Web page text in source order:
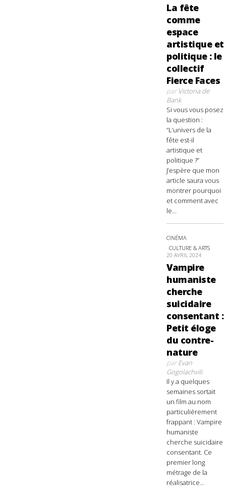
La fête
comme
espace
artistique et
politique : le
collectif
Fierce Faces
parVictoria de
Bank
Si vous vous posez
la question :
“L’univers de la
fête est-il
artistique et
politique ?”
J’espère que mon
article saura vous
montrer pourquoi
et comment avec
le...
CINÉMA
CULTURE & ARTS
20 AVRIL 2024
Vampire
humaniste
cherche
suicidaire
consentant :
Petit éloge
du contre-
nature
parEvan
Gogolachvili
Il y a quelques
semaines sortait
un film au nom
particulièrement
frappant : Vampire
humaniste
cherche suicidaire
consentant. Ce
premier long
métrage de la
réalisatrice...